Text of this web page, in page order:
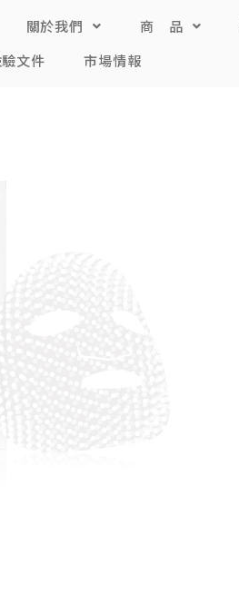
關於我們 商 品
文件
市場情報